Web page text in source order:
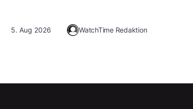
5. Aug 2026 WatchTime Redaktion